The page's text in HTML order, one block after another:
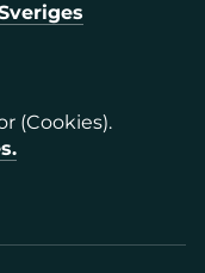
(Cookies).